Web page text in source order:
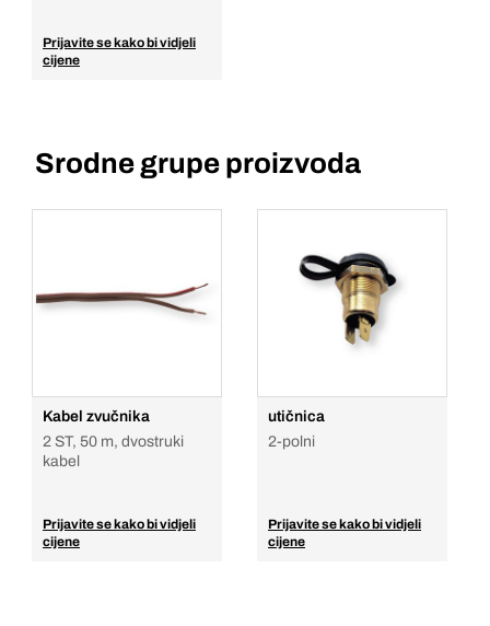
Prijavite se kako bi vidjeli
cijene
Srodne grupe proizvoda
Kabel zvučnika
2 ST, 50 m, dvostruki
kabel
Prijavite se kako bi vidjeli
cijene
utičnica
2-polni
Prijavite se kako bi vidjeli
cijene